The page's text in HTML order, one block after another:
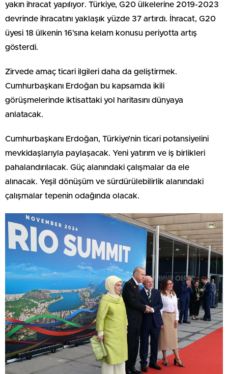
yakın ihracat yapılıyor. Türkiye, G20 ülkelerine 2019-2023
devrinde ihracatını yaklaşık yüzde 37 artırdı. İhracat, G20
üyesi 18 ülkenin 16’sına kelam konusu periyotta artış
gösterdi.
Zirvede amaç ticari ilgileri daha da geliştirmek.
Cumhurbaşkanı Erdoğan bu kapsamda ikili
görüşmelerinde iktisattaki yol haritasını dünyaya
anlatacak.
Cumhurbaşkanı Erdoğan, Türkiye’nin ticari potansiyelini
mevkidaşlarıyla paylaşacak. Yeni yatırım ve iş birlikleri
pahalandırılacak. Güç alanındaki çalışmalar da ele
alınacak. Yeşil dönüşüm ve sürdürülebilirlik alanındaki
çalışmalar tepenin odağında olacak.